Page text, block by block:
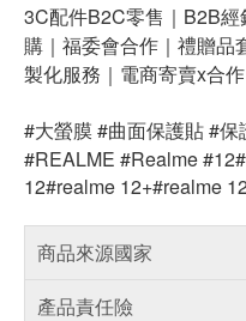
3C配件B2C零售｜B2B
購｜福委會合作｜禮贈品
製化服務｜電商寄賣x合
#大螢膜 #曲面保護貼 #
#REALME #Realme
12#realme 12+#realme
商品來源國家
產品責任險